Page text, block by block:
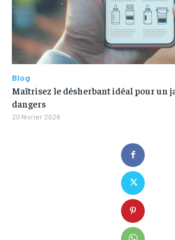
Blog
Maîtrisez le désherbant idéal pour un
dangers
20 février 2026